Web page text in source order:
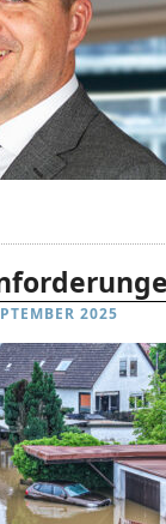
2025